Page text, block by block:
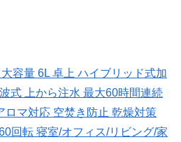
容量 6L 卓上 ハイブリッド式加
式 上から注水 最大60時間連続
ロマ対応 空焚き防止 乾燥対策
回転 寝室/オフィス/リビング/家